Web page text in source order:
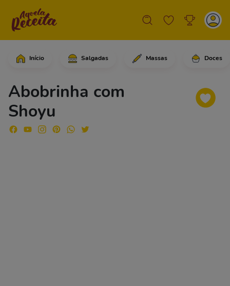
Início Salgadas Massas Doces
Abobrinha com
Shoyu
Comece cortando as abobrinhas,